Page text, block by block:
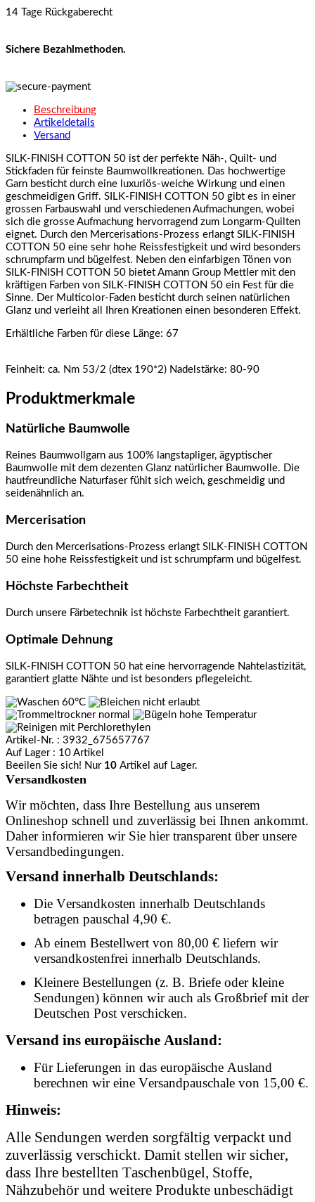
14 Tage Rückgaberecht
Sichere Bezahlmethoden.
Beschreibung
Artikeldetails
Versand
SILK-FINISH COTTON 50 ist der perfekte Näh-, Quilt- und
Stickfaden für feinste Baumwollkreationen. Das hochwertige
Garn besticht durch eine luxuriös-weiche Wirkung und einen
geschmeidigen Griff. SILK-FINISH COTTON 50 gibt es in einer
grossen Farbauswahl und verschiedenen Aufmachungen, wobei
sich die grosse Aufmachung hervorragend zum Longarm-Quilten
eignet. Durch den Mercerisations-Prozess erlangt SILK-FINISH
COTTON 50 eine sehr hohe Reissfestigkeit und wird besonders
schrumpfarm und bügelfest. Neben den einfarbigen Tönen von
SILK-FINISH COTTON 50 bietet Amann Group Mettler mit den
kräftigen Farben von SILK-FINISH COTTON 50 ein Fest für die
Sinne. Der Multicolor-Faden besticht durch seinen natürlichen
Glanz und verleiht all Ihren Kreationen einen besonderen Effekt.
Erhältliche Farben für diese Länge: 67
Feinheit: ca. Nm 53/2 (dtex 190*2) Nadelstärke: 80-90
Produktmerkmale
Natürliche Baumwolle
Reines Baumwollgarn aus 100% langstapliger, ägyptischer
Baumwolle mit dem dezenten Glanz natürlicher Baumwolle. Die
hautfreundliche Naturfaser fühlt sich weich, geschmeidig und
seidenähnlich an.
Mercerisation
Durch den Mercerisations-Prozess erlangt SILK-FINISH COTTON
50 eine hohe Reissfestigkeit und ist schrumpfarm und bügelfest.
Höchste Farbechtheit
Durch unsere Färbetechnik ist höchste Farbechtheit garantiert.
Optimale Dehnung
SILK-FINISH COTTON 50 hat eine hervorragende Nahtelastizität,
garantiert glatte Nähte und ist besonders pflegeleicht.
Artikel-Nr. : 3932_675657767
Auf Lager : 10 Artikel
Beeilen Sie sich! Nur 10 Artikel auf Lager.
Versandkosten
Wir möchten, dass Ihre Bestellung aus unserem
Onlineshop schnell und zuverlässig bei Ihnen ankommt.
Daher informieren wir Sie hier transparent über unsere
Versandbedingungen.
Versand innerhalb Deutschlands:
Die Versandkosten innerhalb Deutschlands
betragen pauschal 4,90 €.
Ab einem Bestellwert von 80,00 € liefern wir
versandkostenfrei innerhalb Deutschlands.
Kleinere Bestellungen (z. B. Briefe oder kleine
Sendungen) können wir auch als Großbrief mit der
Deutschen Post verschicken.
Versand ins europäische Ausland:
Für Lieferungen in das europäische Ausland
berechnen wir eine Versandpauschale von 15,00 €.
Hinweis:
Alle Sendungen werden sorgfältig verpackt und
zuverlässig verschickt. Damit stellen wir sicher,
dass Ihre bestellten Taschenbügel, Stoffe,
Nähzubehör und weitere Produkte unbeschädigt